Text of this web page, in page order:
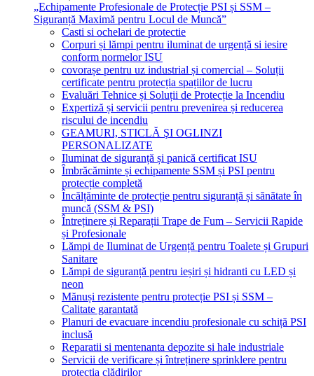
„Echipamente Profesionale de Protecție PSI și SSM –
Siguranță Maximă pentru Locul de Muncă”
Casti si ochelari de protectie
Corpuri și lămpi pentru iluminat de urgență si iesire
conform normelor ISU
covorașe pentru uz industrial și comercial – Soluții
certificate pentru protecția spațiilor de lucru
Evaluări Tehnice și Soluții de Protecție la Incendiu
Expertiză și servicii pentru prevenirea și reducerea
riscului de incendiu
GEAMURI, STICLĂ ŞI OGLINZI
PERSONALIZATE
Iluminat de siguranță și panică certificat ISU
Îmbrăcăminte și echipamente SSM și PSI pentru
protecție completă
Încălțăminte de protecție pentru siguranță și sănătate în
muncă (SSM & PSI)
Întreținere și Reparații Trape de Fum – Servicii Rapide
și Profesionale
Lămpi de Iluminat de Urgență pentru Toalete și Grupuri
Sanitare
Lămpi de siguranță pentru ieșiri și hidranti cu LED și
neon
Mănuși rezistente pentru protecție PSI și SSM –
Calitate garantată
Planuri de evacuare incendiu profesionale cu schiță PSI
inclusă
Reparatii si mentenanta depozite si hale industriale
Servicii de verificare și întreținere sprinklere pentru
protecția clădirilor